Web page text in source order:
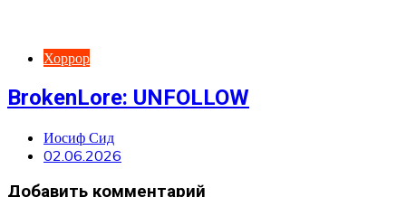
Хоррор
BrokenLore: UNFOLLOW
Иосиф Сид
02.06.2026
Добавить комментарий